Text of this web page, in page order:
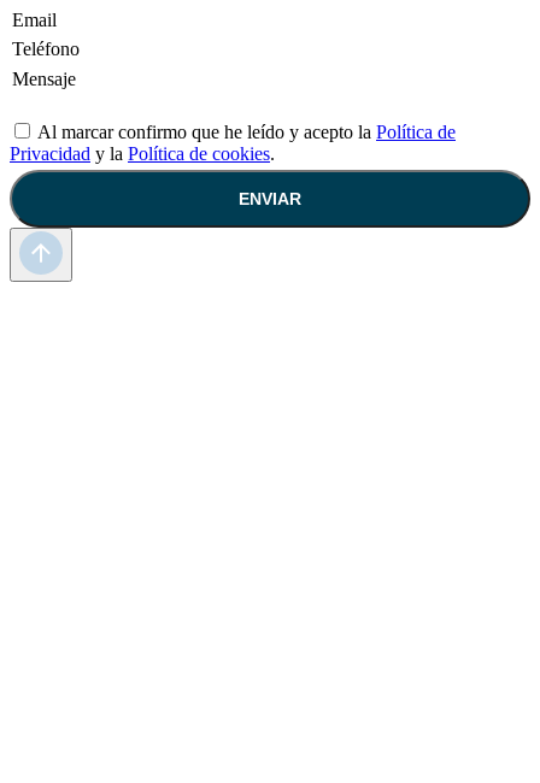
Al marcar confirmo que he leído y acepto la Política de
Privacidad y la Política de cookies.
ENVIAR